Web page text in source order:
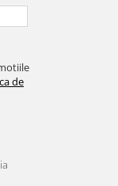
de